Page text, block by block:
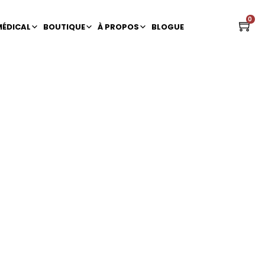
BOUTIQUE À PROPOS BLOGUE
0